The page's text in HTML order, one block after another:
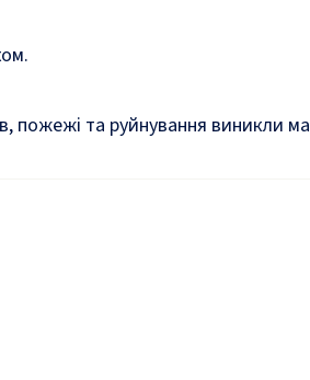
пожежі та руйнування виникли